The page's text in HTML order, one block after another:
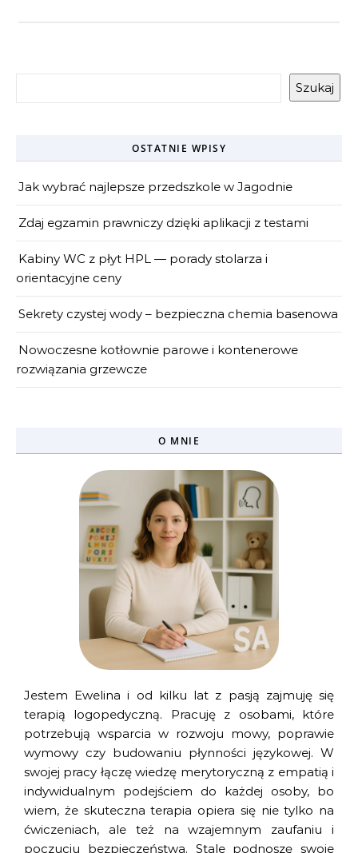
Szukaj
OSTATNIE WPISY
Jak wybrać najlepsze przedszkole w Jagodnie
Zdaj egzamin prawniczy dzięki aplikacji z testami
Kabiny WC z płyt HPL — porady stolarza i
orientacyjne ceny
Sekrety czystej wody – bezpieczna chemia basenowa
Nowoczesne kotłownie parowe i kontenerowe
rozwiązania grzewcze
O MNIE
Jestem Ewelina i od kilku lat z pasją zajmuję się
terapią logopedyczną. Pracuję z osobami, które
potrzebują wsparcia w rozwoju mowy, poprawie
wymowy czy budowaniu płynności językowej. W
swojej pracy łączę wiedzę merytoryczną z empatią i
indywidualnym podejściem do każdej osoby, bo
wiem, że skuteczna terapia opiera się nie tylko na
ćwiczeniach, ale też na wzajemnym zaufaniu i
poczuciu bezpieczeństwa. Stale podnoszę swoje